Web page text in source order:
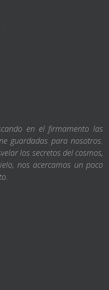
en el firmamento las
guardadas para nosotros.
los secretos del cosmos,
nos acercamos un poco